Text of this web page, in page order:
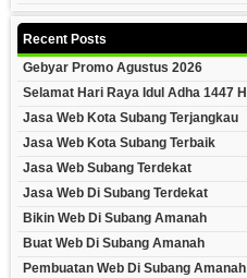
Recent Posts
Gebyar Promo Agustus 2026
Selamat Hari Raya Idul Adha 1447 H
Jasa Web Kota Subang Terjangkau
Jasa Web Kota Subang Terbaik
Jasa Web Subang Terdekat
Jasa Web Di Subang Terdekat
Bikin Web Di Subang Amanah
Buat Web Di Subang Amanah
Pembuatan Web Di Subang Amanah